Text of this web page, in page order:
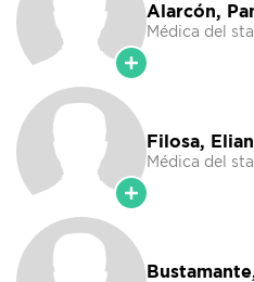
Alarcón,
Médica del
Filosa,
Médica del